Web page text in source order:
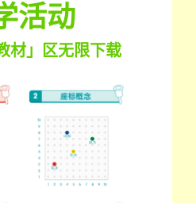
活动
材」区无限下载